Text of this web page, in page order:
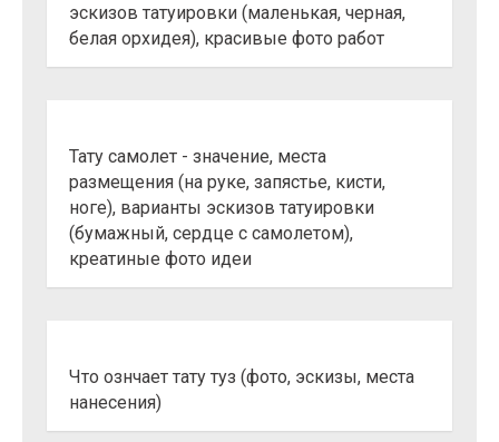
эскизов татуировки (маленькая, черная,
белая орхидея), красивые фото работ
Тату самолет - значение, места
размещения (на руке, запястье, кисти,
ноге), варианты эскизов татуировки
(бумажный, сердце с самолетом),
креатиные фото идеи
Что ознчает тату туз (фото, эскизы, места
нанесения)